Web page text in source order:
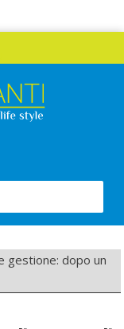
gestione: dopo un